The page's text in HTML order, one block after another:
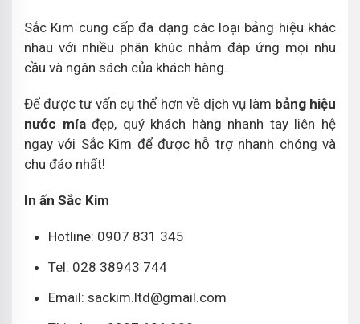
Sắc Kim cung cấp đa dạng các loại bảng hiệu khác
nhau với nhiều phân khúc nhằm đáp ứng mọi nhu
cầu và ngân sách của khách hàng.
Để được tư vấn cụ thể hơn về dịch vụ làm bảng hiệu
nước míađẹp, quý khách hàng nhanh tay liên hệ
ngay với Sắc Kim để được hỗ trợ nhanh chóng và
chu đáo nhất!
In ấn Sắc Kim
Hotline: 0907 831 345
Tel: 028 38943 744
Email: sackim.ltd@gmail.com